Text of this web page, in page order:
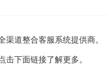
道整合客服系统提供商。
下面链接了解更多。